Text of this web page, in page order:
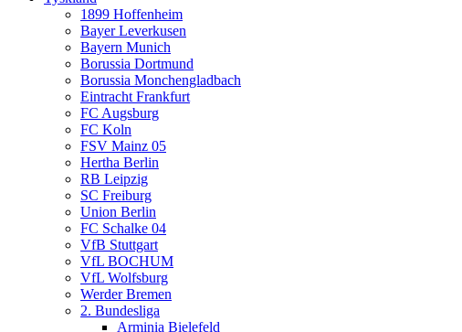
1899 Hoffenheim
Bayer Leverkusen
Bayern Munich
Borussia Dortmund
Borussia Monchengladbach
Eintracht Frankfurt
FC Augsburg
FC Koln
FSV Mainz 05
Hertha Berlin
RB Leipzig
SC Freiburg
Union Berlin
FC Schalke 04
VfB Stuttgart
VfL BOCHUM
VfL Wolfsburg
Werder Bremen
2. Bundesliga
Arminia Bielefeld